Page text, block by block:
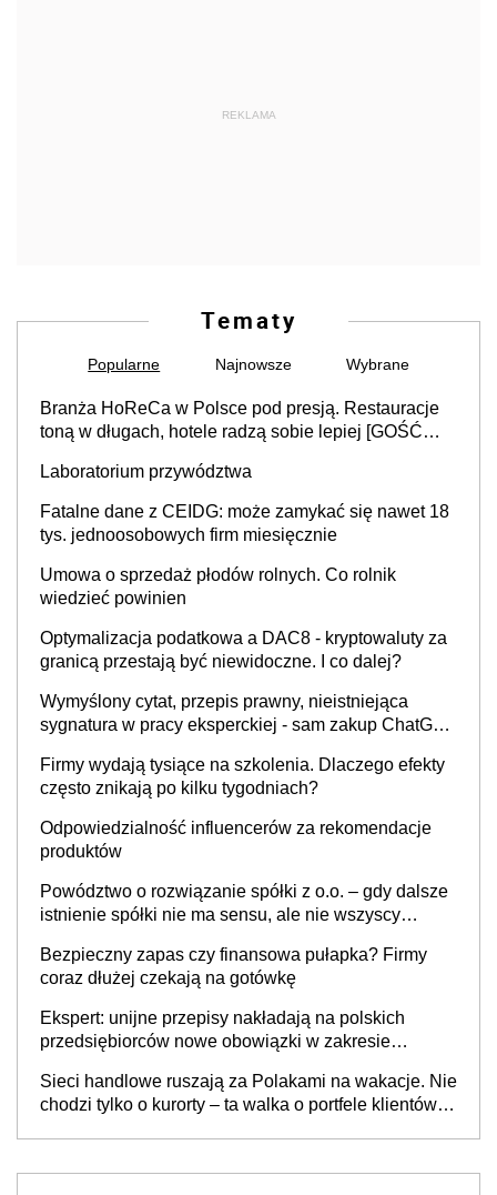
REKLAMA
Tematy
Popularne Najnowsze Wybrane
Branża HoReCa w Polsce pod presją. Restauracje
toną w długach, hotele radzą sobie lepiej [GOŚĆ
Laboratorium przywództwa
Fatalne dane z CEIDG: może zamykać się nawet 18
tys. jednoosobowych firm miesięcznie
Umowa o sprzedaż płodów rolnych. Co rolnik
wiedzieć powinien
Optymalizacja podatkowa a DAC8 - kryptowaluty za
granicą przestają być niewidoczne. I co dalej?
Wymyślony cytat, przepis prawny, nieistniejąca
sygnatura w pracy eksperckiej - sam zakup ChatGPT
Firmy wydają tysiące na szkolenia. Dlaczego efekty
często znikają po kilku tygodniach?
Odpowiedzialność influencerów za rekomendacje
produktów
Powództwo o rozwiązanie spółki z o.o. – gdy dalsze
istnienie spółki nie ma sensu, ale nie wszyscy
Bezpieczny zapas czy finansowa pułapka? Firmy
coraz dłużej czekają na gotówkę
Ekspert: unijne przepisy nakładają na polskich
przedsiębiorców nowe obowiązki w zakresie
Sieci handlowe ruszają za Polakami na wakacje. Nie
chodzi tylko o kurorty – ta walka o portfele klientów